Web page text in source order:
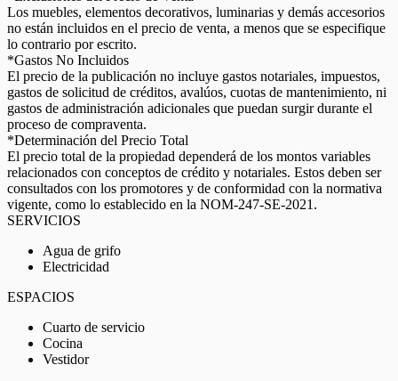
Los muebles, elementos decorativos, luminarias y demás accesorios
no están incluidos en el precio de venta, a menos que se especifique
lo contrario por escrito.
*Gastos No Incluidos
El precio de la publicación no incluye gastos notariales, impuestos,
gastos de solicitud de créditos, avalúos, cuotas de mantenimiento, ni
gastos de administración adicionales que puedan surgir durante el
proceso de compraventa.
*Determinación del Precio Total
El precio total de la propiedad dependerá de los montos variables
relacionados con conceptos de crédito y notariales. Estos deben ser
consultados con los promotores y de conformidad con la normativa
vigente, como lo establecido en la NOM-247-SE-2021.
SERVICIOS
Agua de grifo
Electricidad
ESPACIOS
Cuarto de servicio
Cocina
Vestidor